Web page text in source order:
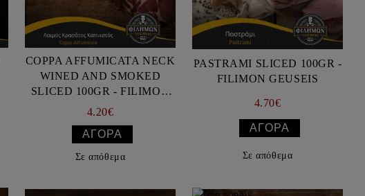
COPPA AFFUMICATA NECK
WINED AND SMOKED
SLICED 100GR - FILIMON
GEUSEIS
4.20€
Σε απόθεμα
PASTRAMI SLICED 100GR -
FILIMON GEUSEIS
4.70€
Σε απόθεμα